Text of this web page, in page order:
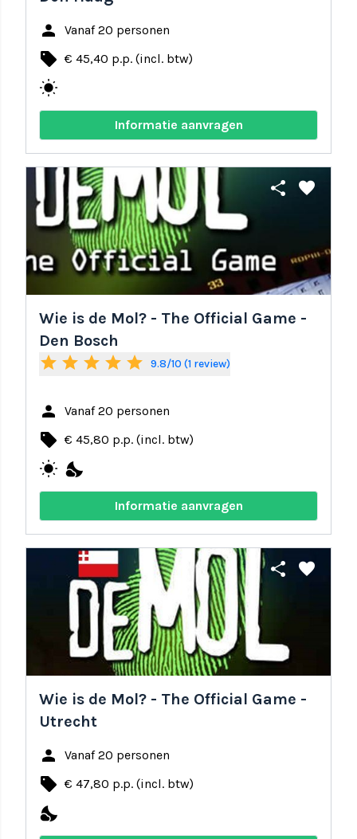
person Vanaf 20 personen
local_offer € 45,40 p.p. (incl. btw)
wb_sunny
Informatie aanvragen
share favorite
Wie is de Mol? - The Official Game -
Den Bosch
star star star star star 9.8/10 (1 review)
person Vanaf 20 personen
local_offer € 45,80 p.p. (incl. btw)
wb_sunny nights_stay
Informatie aanvragen
share favorite
Wie is de Mol? - The Official Game -
Utrecht
person Vanaf 20 personen
local_offer € 47,80 p.p. (incl. btw)
nights_stay